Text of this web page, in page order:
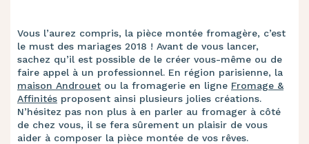
Vous l’aurez compris, la pièce montée fromagère, c’est
le must des mariages 2018 ! Avant de vous lancer,
sachez qu’il est possible de le créer vous-même ou de
faire appel à un professionnel. En région parisienne, la
maison Androuet ou la fromagerie en ligne Fromage &
Affinités proposent ainsi plusieurs jolies créations.
N’hésitez pas non plus à en parler au fromager à côté
de chez vous, il se fera sûrement un plaisir de vous
aider à composer la pièce montée de vos rêves.